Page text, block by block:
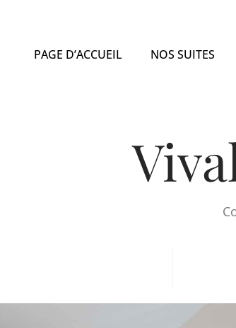
PAGE D’ACCUEIL NOS SUITES